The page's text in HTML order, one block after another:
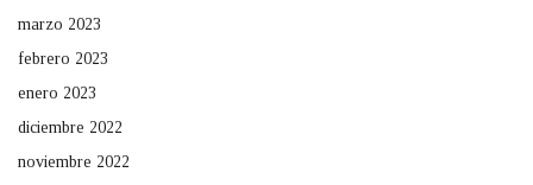
marzo 2023
febrero 2023
enero 2023
diciembre 2022
noviembre 2022